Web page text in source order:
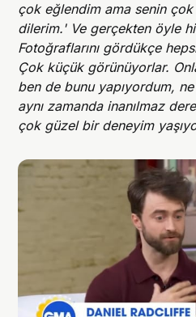
çok eğlendim ama senin
dilerim.' Ve gerçekten öyle
Fotoğraflarını gördükçe
Çok küçük görünüyorlar.
ben de bunu yapıyordum,
aynı zamanda inanılmaz
çok güzel bir deneyim